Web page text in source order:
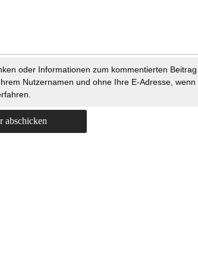
oder Informationen zum kommentierten
Nutzernamen und ohne Ihre E-Adresse,